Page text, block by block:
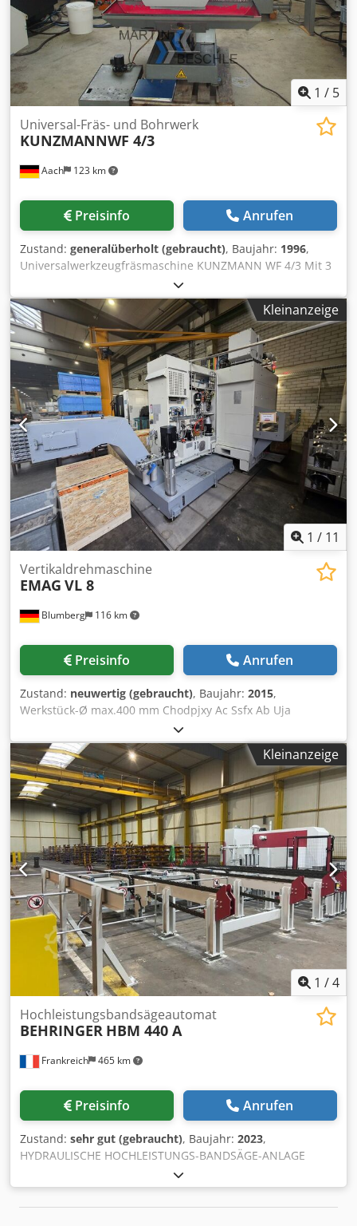
Vorbereitung 3-D- Quickset ( Software) - Universalfräskopf
mit gesteuerter A-Achse Maschine aus Raumfahrt Institut.
Hervorragender Zustand. Irrtum und Zwischenverkauf
vorbehalten.
1 / 5
Aach 123 km
Universal-Fräs- und Bohrwerk
KUNZMANNWF 4/3
Preisinfo Anrufen
Zustand: generalüberholt (gebraucht), Baujahr: 1996,
Universalwerkzeugfräsmaschine KUNZMANN WF 4/3 Mit 3
Achsen Heidenhain Digitalanzeige Baujahr: 1996
Verfahrwege: X 400 Y 320 Z 400 Drehzahlbereich: 40 – 2550
U/min Mit folgendem Zubehör: Starrer Winkeltisch 800 mm
x 360 mm Aufspannfläche Mechanische Handräder für X ,
Y , Z Achse Hydraulische Werkzeugklemmung
Automatische Zentralschmierpumpe für X , Y , Z Achse
Maschinenleuchte 4-Stück Maschinenschuhe
Kühlmitteleinrichtung Cedpfeq Ulucex Ab Ujha
Betriebsanleitung DIE MASCHINE WAR NUR FÜR DIE
LEHRLINGSAUSBILDUNG EINGESETZT !! DIE MASCHINE
BEFINDET SICH IN EINEM GUTEN ZUSTAND !!
Kleinanzeige
1 / 11
Blumberg 116 km
Vertikaldrehmaschine
EMAG VL 8
Preisinfo Anrufen
Zustand: neuwertig (gebraucht), Baujahr: 2015,
Werkstück-Ø max.400 mm Chodpjxy Ac Ssfx Ab Uja
Werkstücklänge max 300.mm Futter-Ø max 500. mm
Umlauf-Ø520 mm Verfahrweg X mm in 1.110 Verfahrweg Z
595 mm Hauptspindel: Leistung 40 / 100 % ED 47/34 kW
Hauptspindel: Moment 40 / 100 % ED600 Nm
Hauptspindel: Drehzahl max. 1/min 2.850 Fanuc 31 i Keine
Y Achse
Kleinanzeige
1 /4
Frankreich 465 km
Hochleistungsbandsägeautomat
BEHRINGER HBM 440 A
Preisinfo Anrufen
Zustand: sehr gut (gebraucht), Baujahr: 2023,
HYDRAULISCHE HOCHLEISTUNGS-BANDSÄGE-ANLAGE
HYDRAULIC HIGH PERFORMANCE BAND-SAWING-LINE
FABRIKAT / MADE B E H R I N G E R MODELL / TYPE HBM
440 A BAUJAHR/ NEW 2023 wie neu - nur 82